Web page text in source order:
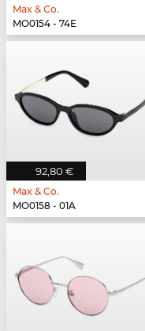
Max & Co.
MO0154 - 74E
92,80 €
Max & Co.
MO0158 - 01A